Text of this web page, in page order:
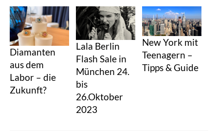
Diamanten
aus dem
Labor – die
Zukunft?
Lala Berlin
Flash Sale in
München 24.
bis
26.Oktober
2023
New York mit
Teenagern –
Tipps & Guide